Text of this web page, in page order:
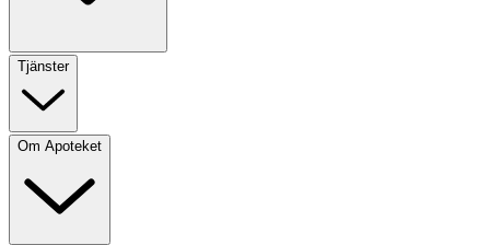
Tjänster
Om Apoteket